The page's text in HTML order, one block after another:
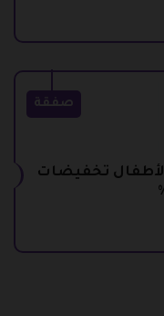
صفقة
تخفيضات